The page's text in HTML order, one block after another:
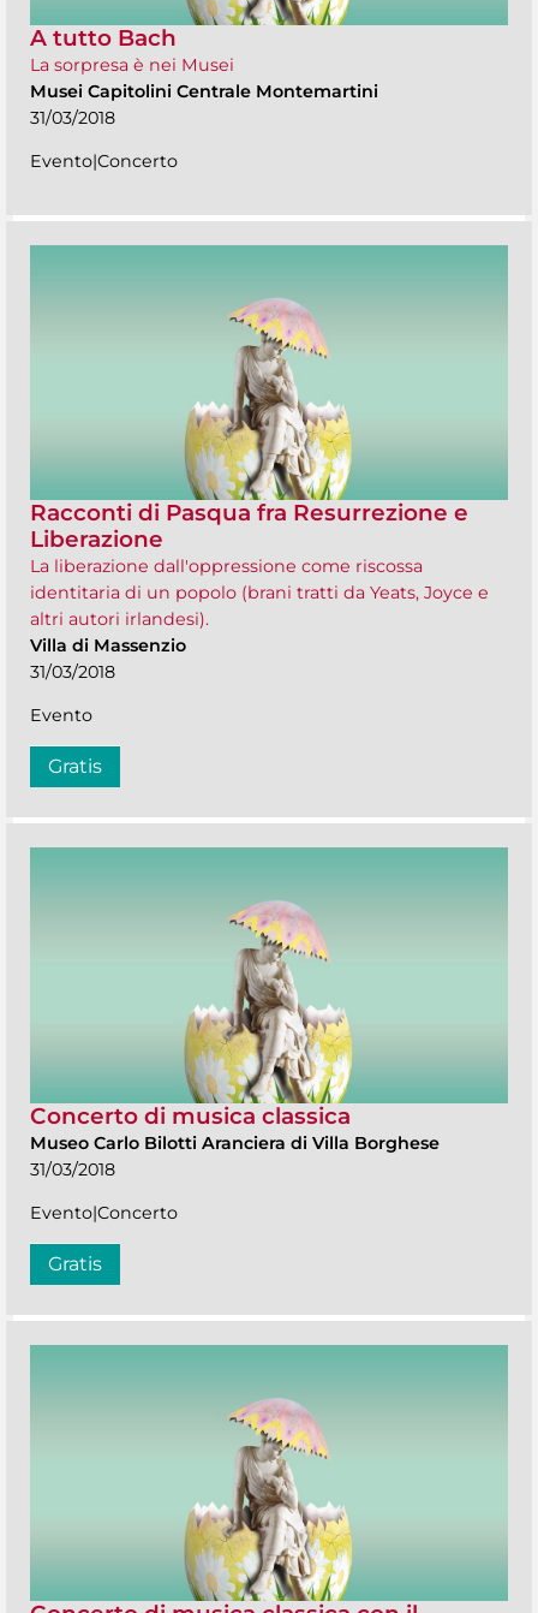
A tutto Bach
La sorpresa è nei Musei
Musei Capitolini Centrale Montemartini
31/03/2018
Evento|Concerto
Racconti di Pasqua fra Resurrezione e
Liberazione
La liberazione dall'oppressione come riscossa
identitaria di un popolo (brani tratti da Yeats, Joyce e
altri autori irlandesi).
Villa di Massenzio
31/03/2018
Evento
Gratis
Concerto di musica classica
Museo Carlo Bilotti Aranciera di Villa Borghese
31/03/2018
Evento|Concerto
Gratis